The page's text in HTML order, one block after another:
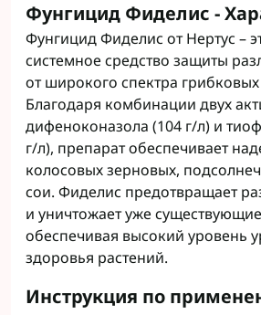
Фунгицид Фиделис -
Фунгицид Фиделис от Нертус –
системное средство защиты
от широкого спектра
Благодаря комбинации двух
дифеноконазола (104 г/л) и
г/л), препарат обеспечивает
колосовых зерновых,
сои. Фиделис предотвращает
и уничтожает уже
обеспечивая высокий уровень
здоровья растений.
Инструкция по